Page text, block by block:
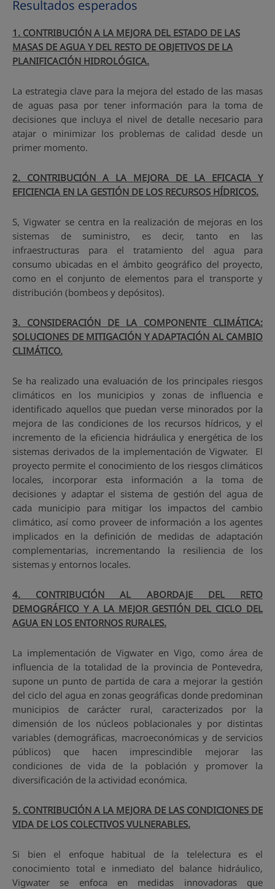
Resultados esperados
1. CONTRIBUCIÓN A LA MEJORA DEL ESTADO DE LAS
MASAS DE AGUA Y DEL RESTO DE OBJETIVOS DE LA
PLANIFICACIÓN HIDROLÓGICA.
La estrategia clave para la mejora del estado de las masas
de aguas pasa por tener información para la toma de
decisiones que incluya el nivel de detalle necesario para
atajar o minimizar los problemas de calidad desde un
primer momento.
2. CONTRIBUCIÓN A LA MEJORA DE LA EFICACIA Y
EFICIENCIA EN LA GESTIÓN DE LOS RECURSOS HÍDRICOS.
S, Vigwater se centra en la realización de mejoras en los
sistemas de suministro, es decir, tanto en las
infraestructuras para el tratamiento del agua para
consumo ubicadas en el ámbito geográfico del proyecto,
como en el conjunto de elementos para el transporte y
distribución (bombeos y depósitos).
3. CONSIDERACIÓN DE LA COMPONENTE CLIMÁTICA:
SOLUCIONES DE MITIGACIÓN Y ADAPTACIÓN AL CAMBIO
CLIMÁTICO.
Se ha realizado una evaluación de los principales riesgos
climáticos en los municipios y zonas de influencia e
identificado aquellos que puedan verse minorados por la
mejora de las condiciones de los recursos hídricos, y el
incremento de la eficiencia hidráulica y energética de los
sistemas derivados de la implementación de Vigwater. El
proyecto permite el conocimiento de los riesgos climáticos
locales, incorporar esta información a la toma de
decisiones y adaptar el sistema de gestión del agua de
cada municipio para mitigar los impactos del cambio
climático, así como proveer de información a los agentes
implicados en la definición de medidas de adaptación
complementarias, incrementando la resiliencia de los
sistemas y entornos locales.
4. CONTRIBUCIÓN AL ABORDAJE DEL RETO
DEMOGRÁFICO Y A LA MEJOR GESTIÓN DEL CICLO DEL
AGUA EN LOS ENTORNOS RURALES.
La implementación de Vigwater en Vigo, como área de
influencia de la totalidad de la provincia de Pontevedra,
supone un punto de partida de cara a mejorar la gestión
del ciclo del agua en zonas geográficas donde predominan
municipios de carácter rural, caracterizados por la
dimensión de los núcleos poblacionales y por distintas
variables (demográficas, macroeconómicas y de servicios
públicos) que hacen imprescindible mejorar las
condiciones de vida de la población y promover la
diversificación de la actividad económica.
5. CONTRIBUCIÓN A LA MEJORA DE LAS CONDICIONES DE
VIDA DE LOS COLECTIVOS VULNERABLES.
Si bien el enfoque habitual de la telelectura es el
conocimiento total e inmediato del balance hidráulico,
Vigwater se enfoca en medidas innovadoras que